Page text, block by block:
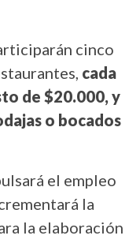
cinco
cada
de $20.000, y
o bocados
el empleo
la
la elaboración